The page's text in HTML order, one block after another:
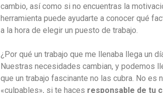
cambio, así como si no encuentras la
herramienta puede ayudarte a conocer qué
a la hora de elegir un puesto de trabajo.
¿Por qué un trabajo que me llenaba llega un
Nuestras necesidades cambian, y podemos
que un trabajo fascinante no las cubra. No es
«culpables», si te haces responsable de tu